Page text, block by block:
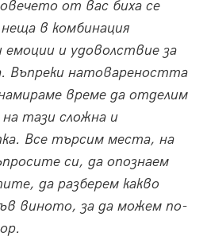
от вас биха се
в комбинация
емоции и удоволствие за
Въпреки натовареността
време да отделим
тази сложна и
Все търсим места, на
си, да опознаем
да разберем какво
виното, за да можем по-